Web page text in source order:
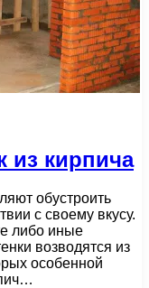
из кирпича
обустроить
с своему вкусу.
либо иные
возводятся из
особенной